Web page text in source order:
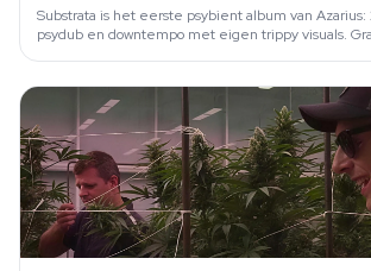
Substrata is het eerste psybient album van Azarius:
psydub en downtempo met eigen trippy visuals.